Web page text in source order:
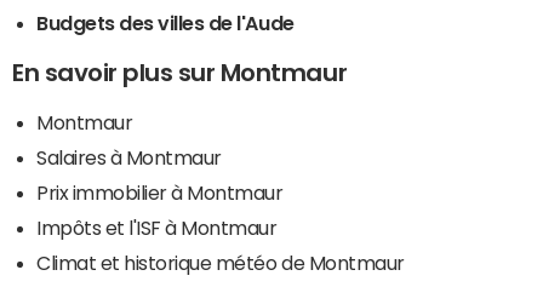
Budgets des villes de l'Aude
En savoir plus sur Montmaur
Montmaur
Salaires à Montmaur
Prix immobilier à Montmaur
Impôts et l'ISF à Montmaur
Climat et historique météo de Montmaur